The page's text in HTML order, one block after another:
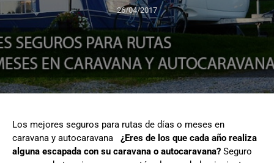
26/04/2017
Los mejores seguros para rutas de días o meses en
caravana y autocaravana ¿Eres de los que cada año realiza
alguna escapada con su caravana o autocaravana? Seguro